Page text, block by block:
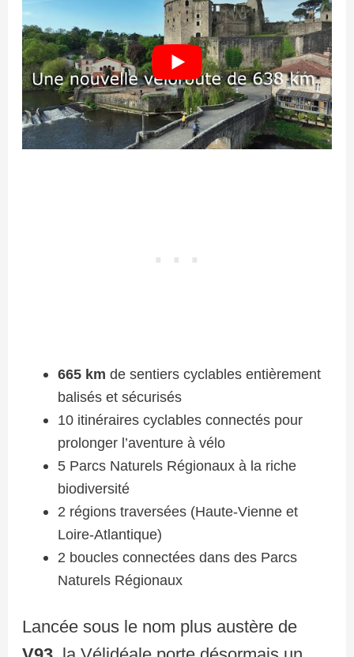
665 kmde sentiers cyclables entièrement
balisés et sécurisés
10 itinéraires cyclables connectés pour
prolonger l’aventure à vélo
5 Parcs Naturels Régionaux à la riche
biodiversité
2 régions traversées (Haute-Vienne et
Loire-Atlantique)
2 boucles connectées dans des Parcs
Naturels Régionaux
Lancée sous le nom plus austère de